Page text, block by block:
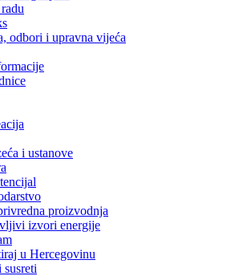
odbori i upravna vijeća
i ustanove
proizvodnja
izvori energije
u Hercegovinu
susreti